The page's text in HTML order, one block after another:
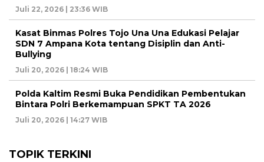
Juli 22, 2026 | 23:36 WIB
Kasat Binmas Polres Tojo Una Una Edukasi Pelajar
SDN 7 Ampana Kota tentang Disiplin dan Anti-
Bullying
Juli 20, 2026 | 18:24 WIB
Polda Kaltim Resmi Buka Pendidikan Pembentukan
Bintara Polri Berkemampuan SPKT TA 2026
Juli 20, 2026 | 14:27 WIB
TOPIK TERKINI